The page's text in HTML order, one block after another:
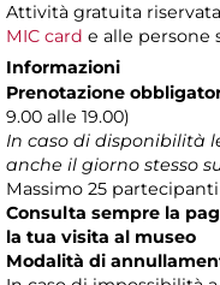
Attività gratuita
MIC card e alle persone
Informazioni
Prenotazione
9.00 alle 19.00)
In caso di disponibilità
anche il giorno stesso
Massimo 25 partecipanti
Consulta sempre la
la tua visita al museo
Modalità di